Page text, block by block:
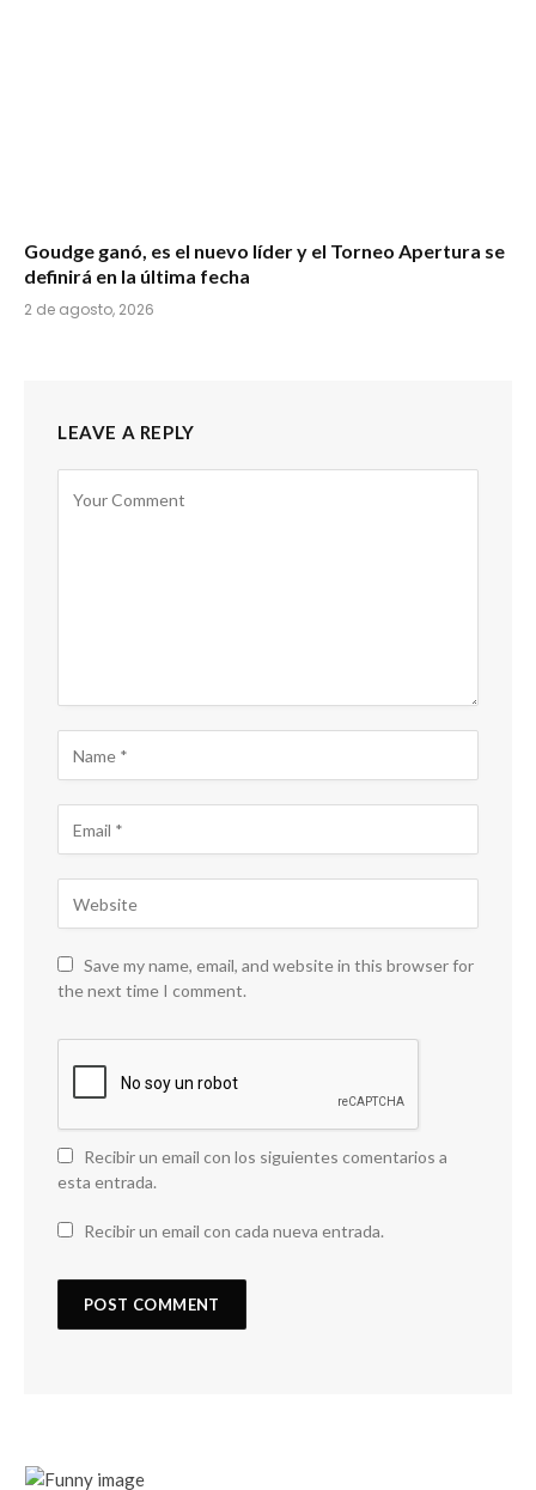
Goudge ganó, es el nuevo líder y el Torneo Apertura se
definirá en la última fecha
2 de agosto, 2026
LEAVE A REPLY
Save my name, email, and website in this browser for
the next time I comment.
Recibir un email con los siguientes comentarios a
esta entrada.
Recibir un email con cada nueva entrada.